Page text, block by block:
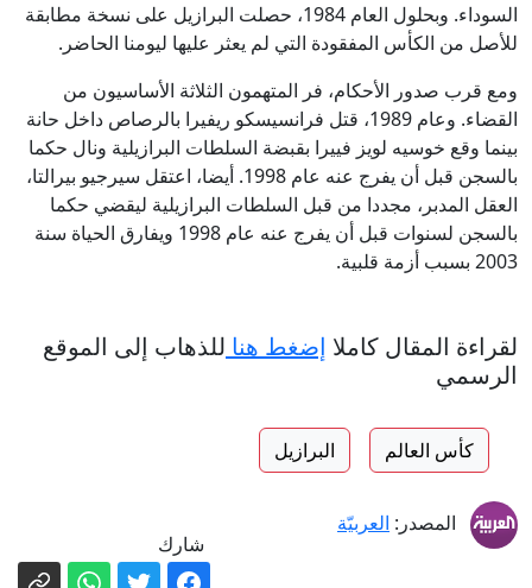
السوداء. وبحلول العام 1984، حصلت البرازيل على نسخة مطابقة
للأصل من الكأس المفقودة التي لم يعثر عليها ليومنا الحاضر.
ومع قرب صدور الأحكام، فر المتهمون الثلاثة الأساسيون من
القضاء. وعام 1989، قتل فرانسيسكو ريفيرا بالرصاص داخل حانة
بينما وقع خوسيه لويز فييرا بقبضة السلطات البرازيلية ونال حكما
بالسجن قبل أن يفرج عنه عام 1998. أيضا، اعتقل سيرجيو بيرالتا،
العقل المدبر، مجددا من قبل السلطات البرازيلية ليقضي حكما
بالسجن لسنوات قبل أن يفرج عنه عام 1998 ويفارق الحياة سنة
2003 بسبب أزمة قلبية.
لقراءة المقال كاملا إضغط هنا للذهاب إلى الموقع
الرسمي
كأس العالم البرازيل
المصدر: العربيّة
شارك